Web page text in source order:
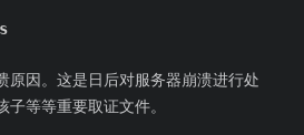
原因。这是日后对服务器崩溃进行处
等等重要取证文件。